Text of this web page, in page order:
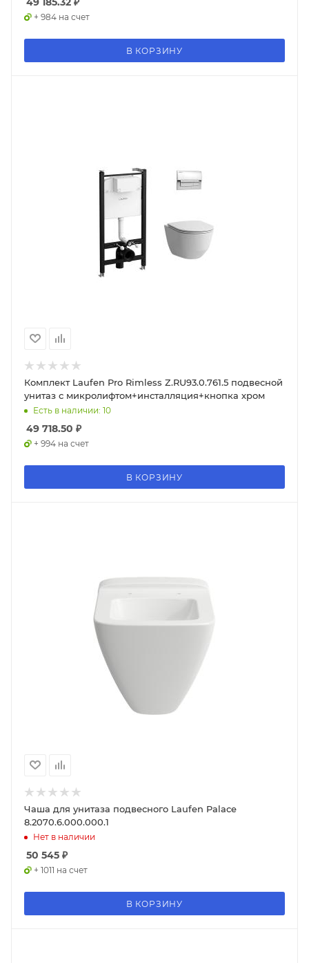
+ 984 на счет
В КОРЗИНУ
Комплект Laufen Pro Rimless Z.RU93.0.761.5 подвесной
унитаз с микролифтом+инсталляция+кнопка хром
Есть в наличии: 10
49 718.50 ₽
+ 994 на счет
В КОРЗИНУ
Чаша для унитаза подвесного Laufen Palace
8.2070.6.000.000.1
Нет в наличии
50 545 ₽
+ 1011 на счет
В КОРЗИНУ